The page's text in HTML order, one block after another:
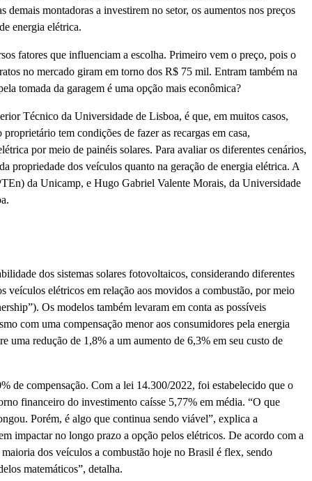
montadoras a investirem no setor, os aumentos nos preços
energia elétrica.
fatores que influenciam a escolha. Primeiro vem o preço, pois o
no mercado giram em torno dos R$ 75 mil. Entram também na
tomada da garagem é uma opção mais econômica?
Técnico da Universidade de Lisboa, é que, em muitos casos,
tem condições de fazer as recargas em casa,
por meio de painéis solares. Para avaliar os diferentes cenários,
propriedade dos veículos quanto na geração de energia elétrica. A
da Unicamp, e Hugo Gabriel Valente Morais, da Universidade
dos sistemas solares fotovoltaicos, considerando diferentes
veículos elétricos em relação aos movidos a combustão, por meio
Os modelos também levaram em conta as possíveis
com uma compensação menor aos consumidores pela energia
redução de 1,8% a um aumento de 6,3% em seu custo de
de compensação. Com a lei 14.300/2022, foi estabelecido que o
financeiro do investimento caísse 5,77% em média. “O que
Porém, é algo que continua sendo viável”, explica a
impactar no longo prazo a opção pelos elétricos. De acordo com a
dos veículos a combustão hoje no Brasil é flex, sendo
matemáticos”, detalha.